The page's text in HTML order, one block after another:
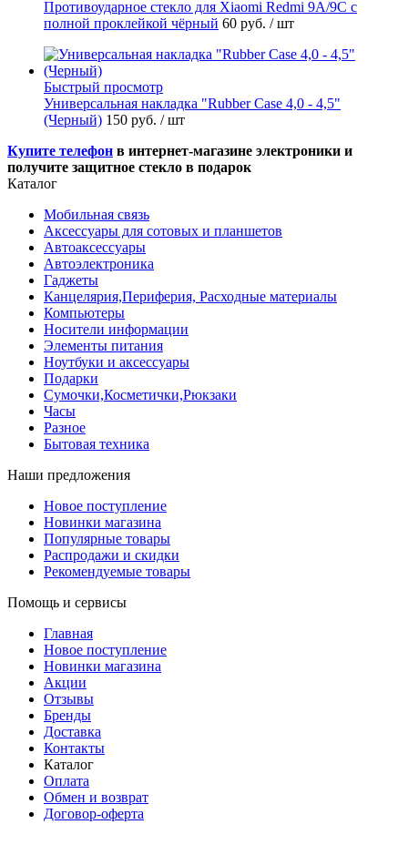
Противоударное стекло для Xiaomi Redmi 9A/9C с
полной проклейкой чёрный 60 руб. / шт
Быстрый просмотр
Универсальная накладка "Rubber Case 4,0 - 4,5"
(Черный) 150 руб. / шт
Купите телефон в интернет-магазине электроники и
получите защитное стекло в подарок
Каталог
Мобильная связь
Аксессуары для сотовых и планшетов
Автоаксессуары
Автоэлектроника
Гаджеты
Канцелярия,Периферия, Расходные материалы
Компьютеры
Носители информации
Элементы питания
Ноутбуки и аксессуары
Подарки
Сумочки,Косметички,Рюкзаки
Часы
Разное
Бытовая техника
Наши предложения
Новое поступление
Новинки магазина
Популярные товары
Распродажи и скидки
Рекомендуемые товары
Помощь и сервисы
Главная
Новое поступление
Новинки магазина
Акции
Отзывы
Бренды
Доставка
Контакты
Каталог
Оплата
Обмен и возврат
Договор-оферта